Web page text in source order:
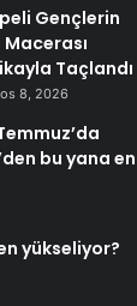
Gençlerin
Taçlandı
8, 2026
bu yana en
yükseliyor?